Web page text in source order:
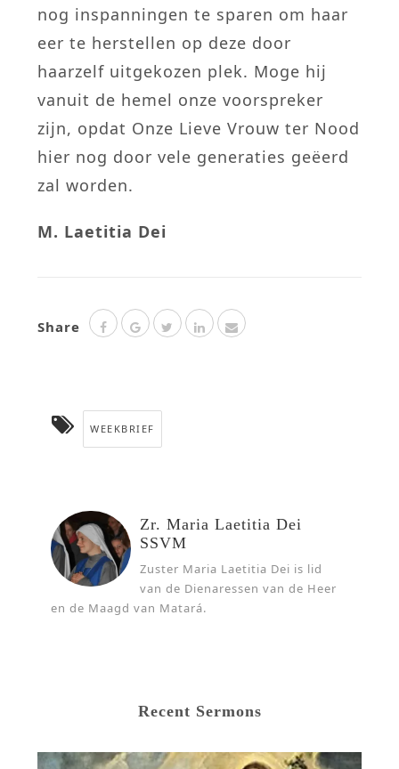
nog inspanningen te sparen om haar
eer te herstellen op deze door
haarzelf uitgekozen plek. Moge hij
vanuit de hemel onze voorspreker
zijn, opdat Onze Lieve Vrouw ter Nood
hier nog door vele generaties geëerd
zal worden.
M. Laetitia Dei
Share
WEEKBRIEF
Zr. Maria Laetitia Dei
SSVM
Zuster Maria Laetitia Dei is lid
van de Dienaressen van de Heer
en de Maagd van Matará.
Recent Sermons